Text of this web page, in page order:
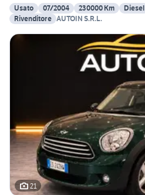
Usato 07/2004 230000 Km Diesel
Rivenditore AUTOIN S.R.L.
21